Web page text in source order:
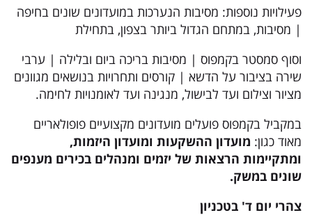
פעילויות נוספות: מסיבות הנערכות במועדונים שונים בחיפה
| מסיבות, במתחם הגדול ביותר בצפון, בתחילת
וסוף סמסטר בקמפוס | מסיבות בריכה ביום ובלילה | ערבי
שירה בציבור על הדשא | קורסים ותחרויות בנושאים מגוונים
מציור וצילום ועד לבישול, מנגינה ועד לאומנויות לחימה.
במקביל בקמפוס פועלים מועדונים מקצועיים פופולאריים
מאוד כגון: מועדון ההשקעות ומועדון היזמות,
ומתקיימות הרצאות של יזמים ומנהלים בכירים מענפים
שונים במשק.
צהרי יום ד' בטכניון